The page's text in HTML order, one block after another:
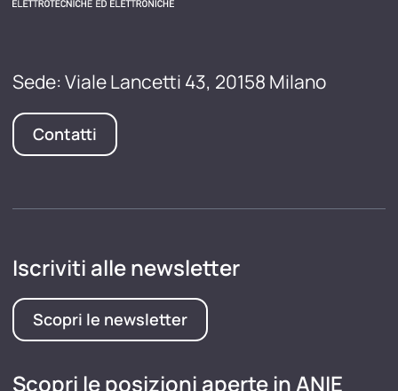
Sede: Viale Lancetti 43, 20158 Milano
Contatti
Iscriviti alle newsletter
Scopri le newsletter
Scopri le posizioni aperte in ANIE